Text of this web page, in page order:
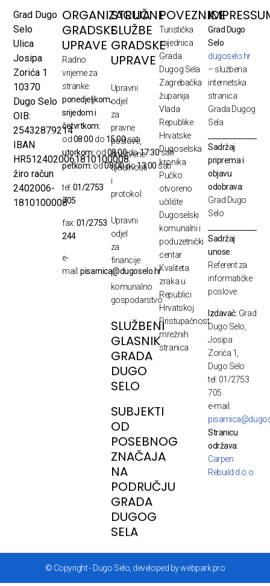
Grad Dugo
Selo
Ulica
Josipa
Zorića 1
10370
Dugo Selo
OIB:
25432879214
IBAN
HR5124020061810100008
žiro račun
2402006-
1810100008
ORGANIZACIJA
GRADSKE
UPRAVE
Radno
vrijeme za
stranke:
ponedjeljkom,
srijedom i
četvrtkom:
od08:00 do 15:00sati
utorkom: od08:00do17:30sati
petkom:od08:00do13:00 sati
tel:01/2753
705
fax:01/2753
244
e-
mail:pisarnica@dugoselo.hr
STRUČNE
SLUŽBE
GRADSKE
UPRAVE
Upravni
odjel
za
pravne
poslove,
društvene
djelatnosti
i
protokol
Upravni
odjel
za
financije
i
komunalno
gospodarstvo
SLUŽBENI
GLASNIK
GRADA
DUGO
SELO
SUBJEKTI
OD
POSEBNOG
ZNAČAJA
NA
PODRUČJU
GRADA
DUGOG
SELA
POVEZNICE
Turistička
zajednica
Grada
Dugog Sela
Zagrebačka
županija
Vlada
Republike
Hrvatske
Dugoselska
kronika
Pučko
otvoreno
učilište
Dugoselski
komunalni i
poduzetnički
centar
Kvaliteta
zraka u
Republici
Hrvatskoj
Pristupačnost
mrežnih
stranica
Grad Dugo
Selo
dugoselo.hr
– službena
internetska
stranica
Grada Dugog
Sela
Sadržaj
priprema i
objavu
odobrava:
Grad Dugo
Selo
Sadržaj
unose:
Referent za
informatičke
poslove
Izdavač: Grad
Dugo Selo,
Josipa
Zorića 1,
Dugo Selo
tel: 01/2753
705
e-mail:
Stranicu
održava:
Carpen
Rebuild d.o.o.
© Copyright - Dugo Selo, developed by webpark.pro